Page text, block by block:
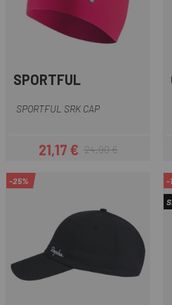
SPORTFUL
SPORTFUL SRK CAP
Preis
21,17 €Regulärer Preis
24,90 €
-25% -